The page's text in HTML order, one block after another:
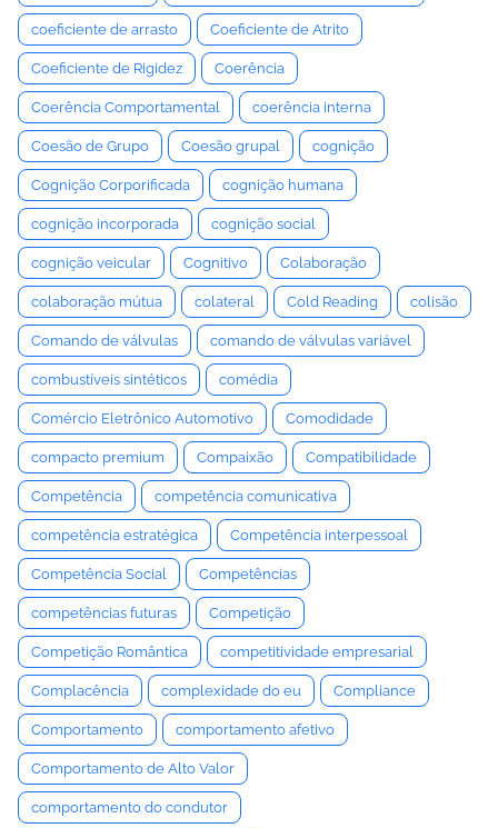
coeficiente de arrasto Coeficiente de Atrito
Coeficiente de Rigidez Coerência
Coerência Comportamental coerência interna
Coesão de Grupo Coesão grupal cognição
Cognição Corporificada cognição humana
cognição incorporada cognição social
cognição veicular Cognitivo Colaboração
colaboração mútua colateral Cold Reading colisão
Comando de válvulas comando de válvulas variável
combustíveis sintéticos comédia
Comércio Eletrônico Automotivo Comodidade
compacto premium Compaixão Compatibilidade
Competência competência comunicativa
competência estratégica Competência interpessoal
Competência Social Competências
competências futuras Competição
Competição Romântica competitividade empresarial
Complacência complexidade do eu Compliance
Comportamento comportamento afetivo
Comportamento de Alto Valor
comportamento do condutor